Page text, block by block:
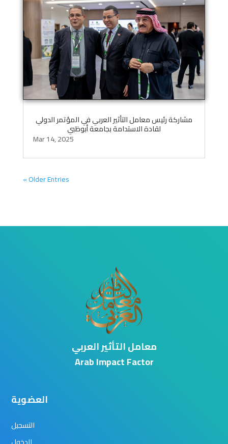
مشاركة رئيس معامل التأثير العربي في المؤتمر الدولي
لقادة الاستدامة بجامعة أبوظبي
Mar 14, 2025
« Older Entries
معامل التأثير العربي
Arab Impact Factor
العضوية
التسجيل